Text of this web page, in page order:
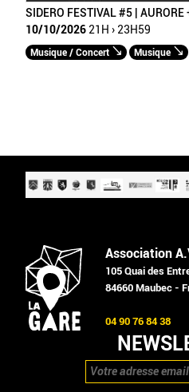
SIDERO FESTIVAL #5 | AURORE
10/10/2026 21H › 23H59
Musique / Concert Musique
Association
105 Quai des
84660 Maubec -
04 90 76 84 38